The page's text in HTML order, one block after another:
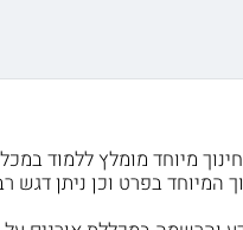
מיוחד מומלץ ללמוד
המיוחד בפרט וכן ניתן